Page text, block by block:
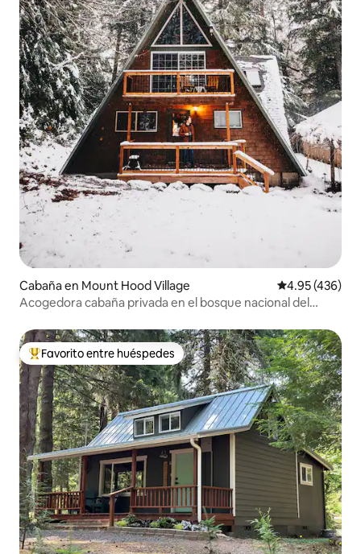
Cabaña en Mount Hood Village Calificación
4.95 (436)
Acogedora cabaña privada en el bosque nacional del
Favorito entre huéspedes preferido
Favorito entre huéspedes